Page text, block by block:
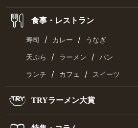
食事・レストラン
寿司 / カレー / うなぎ
天ぷら / ラーメン / パン
ランチ / カフェ / スイーツ
TRYラーメン大賞